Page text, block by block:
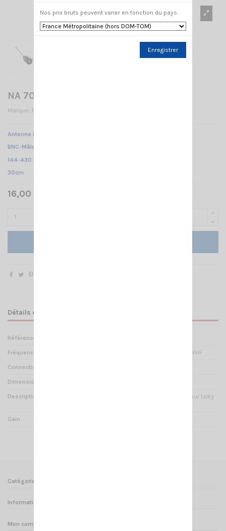
NA 702 BNC-M
Marque: NAGOYA
Antenne NA 702B NAGOYA /
BNC-Mâle /
144-430 MHz /
30cm
16,00 € TTC
Détails du produit
Référence
Fréquences 144-430 MHz - Bibande UHF/VHF
Connectique
Dimensions
Description
Antenne portable NAGOYA pour talky
Gain
Catégories
Informations
Mon compte
Nos prix bruts peuvent varier en fonction du pays.
Enregistrer